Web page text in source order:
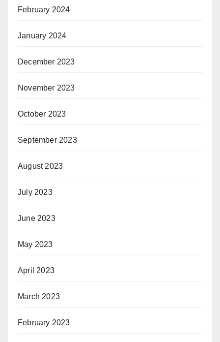
February 2024
January 2024
December 2023
November 2023
October 2023
September 2023
August 2023
July 2023
June 2023
May 2023
April 2023
March 2023
February 2023